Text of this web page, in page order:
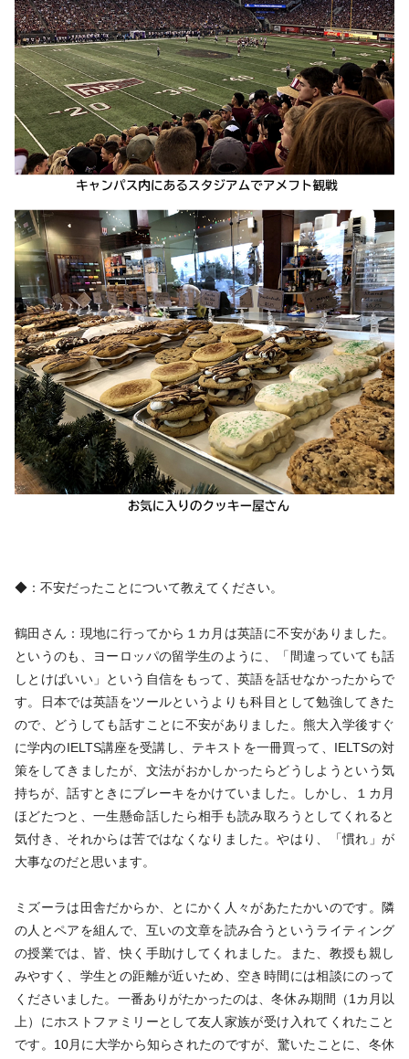
◆：不安だったことについて教えてください。
鶴田さん：現地に行ってから１カ月は英語に不安がありました。
というのも、ヨーロッパの留学生のように、「間違っていても話
しとけばいい」という自信をもって、英語を話せなかったからで
す。日本では英語をツールというよりも科目として勉強してきた
ので、どうしても話すことに不安がありました。熊大入学後すぐ
に学内のIELTS講座を受講し、テキストを一冊買って、IELTSの対
策をしてきましたが、文法がおかしかったらどうしようという気
持ちが、話すときにブレーキをかけていました。しかし、１カ月
ほどたつと、一生懸命話したら相手も読み取ろうとしてくれると
気付き、それからは苦ではなくなりました。やはり、「慣れ」が
大事なのだと思います。
ミズーラは田舎だからか、とにかく人々があたたかいのです。隣
の人とペアを組んで、互いの文章を読み合うというライティング
の授業では、皆、快く手助けしてくれました。また、教授も親し
みやすく、学生との距離が近いため、空き時間には相談にのって
くださいました。一番ありがたかったのは、冬休み期間（1カ月以
上）にホストファミリーとして友人家族が受け入れてくれたこと
です。10月に大学から知らされたのですが、驚いたことに、冬休